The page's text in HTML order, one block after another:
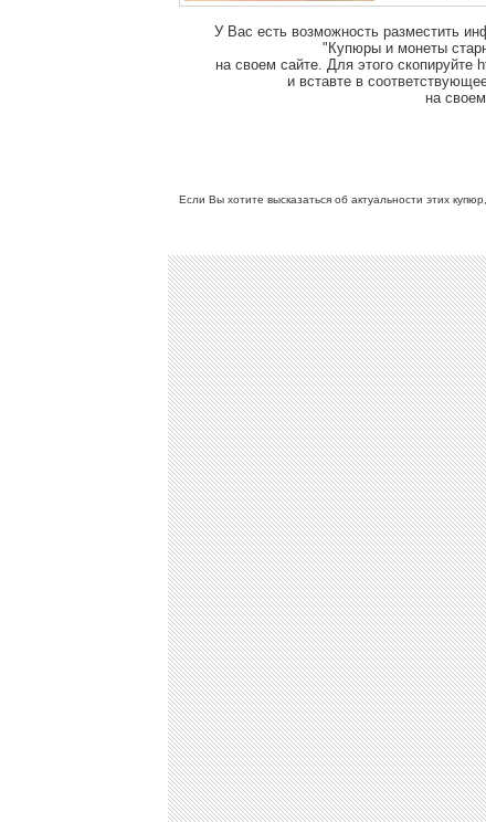
У Вас есть возможность разместить
"Купюры и монеты
на своем сайте. Для этого скопируйте
и вставте в
на
Если Вы хотите высказаться об актуальности этих